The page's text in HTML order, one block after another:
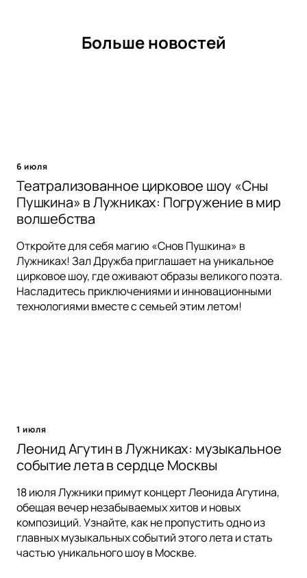
Больше новостей
6 июля
Театрализованное цирковое шоу «Сны
Пушкина» в Лужниках: Погружение в мир
волшебства
Откройте для себя магию «Снов Пушкина» в
Лужниках! Зал Дружба приглашает на уникальное
цирковое шоу, где оживают образы великого поэта.
Насладитесь приключениями и инновационными
технологиями вместе с семьей этим летом!
1 июля
Леонид Агутин в Лужниках: музыкальное
событие лета в сердце Москвы
18 июля Лужники примут концерт Леонида Агутина,
обещая вечер незабываемых хитов и новых
композиций. Узнайте, как не пропустить одно из
главных музыкальных событий этого лета и стать
частью уникального шоу в Москве.